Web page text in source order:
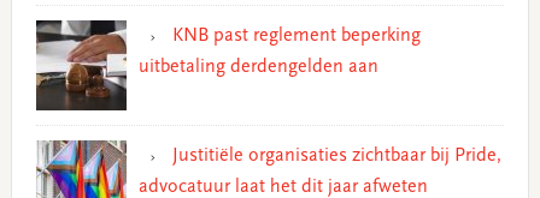
KNB past reglement beperking
uitbetaling derdengelden aan
Justitiële organisaties zichtbaar bij Pride,
advocatuur laat het dit jaar afweten